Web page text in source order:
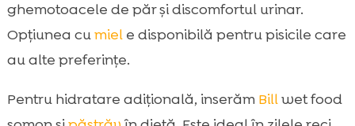
ghemotoacele de păr și discomfortul urinar.
Opțiunea cumiele disponibilă pentru pisicile care
au alte preferințe.
Pentru hidratare adițională, inserăm Billwet food